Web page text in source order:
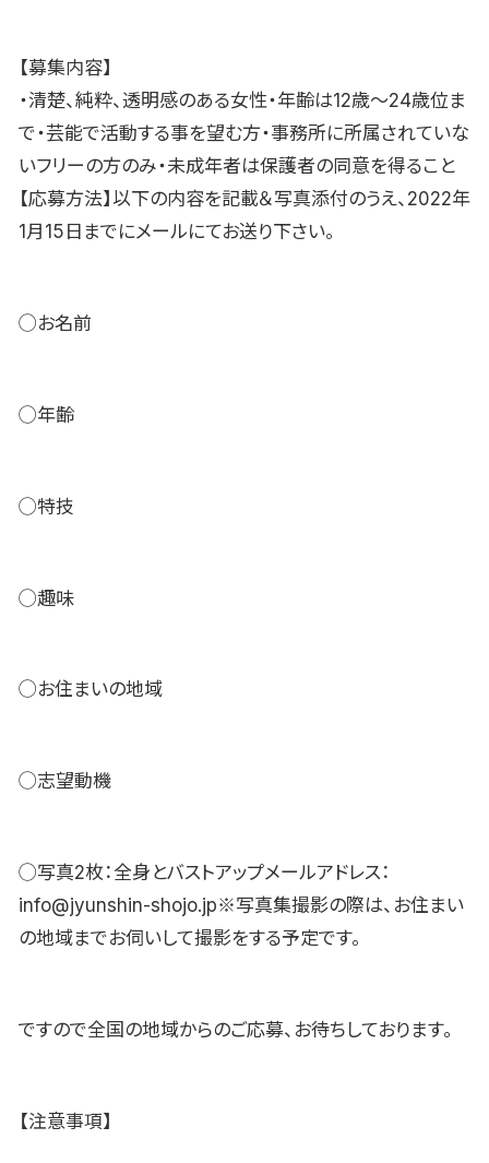
【募集内容】
・清楚、純粋、透明感のある女性・年齢は12歳〜24歳位ま
で・芸能で活動する事を望む方・事務所に所属されていな
いフリーの方のみ・未成年者は保護者の同意を得ること
【応募方法】以下の内容を記載＆写真添付のうえ、2022年
1月15日までにメールにてお送り下さい。
◯お名前
◯年齢
◯特技
◯趣味
◯お住まいの地域
◯志望動機
◯写真2枚：全身とバストアップメールアドレス：
info@jyunshin-shojo.jp※写真集撮影の際は、お住まい
の地域までお伺いして撮影をする予定です。
ですので全国の地域からのご応募、お待ちしております。
【注意事項】